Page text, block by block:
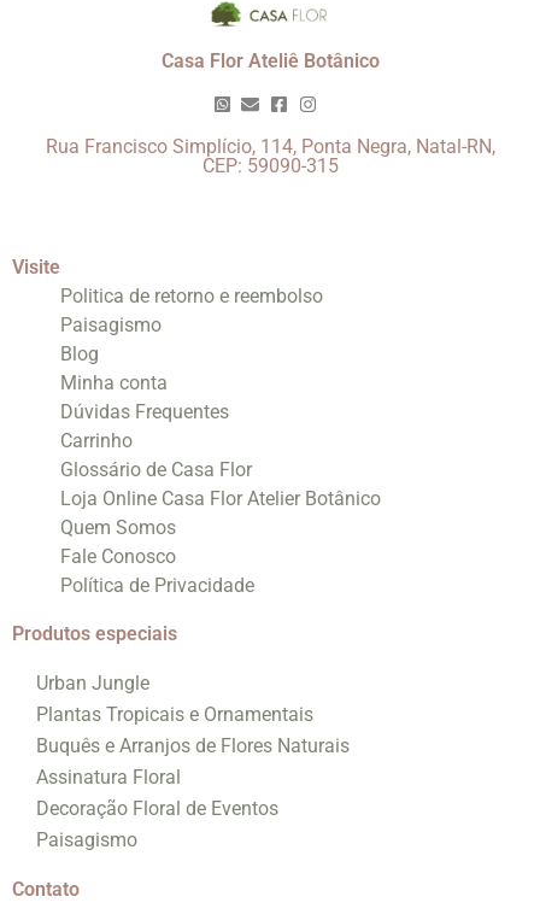
Casa Flor Ateliê Botânico
Rua Francisco Simplício, 114, Ponta Negra, Natal-RN,
CEP: 59090-315
Visite
Politica de retorno e reembolso
Paisagismo
Blog
Minha conta
Dúvidas Frequentes
Carrinho
Glossário de Casa Flor
Loja Online Casa Flor Atelier Botânico
Quem Somos
Fale Conosco
Política de Privacidade
Produtos especiais
Urban Jungle
Plantas Tropicais e Ornamentais
Buquês e Arranjos de Flores Naturais
Assinatura Floral
Decoração Floral de Eventos
Paisagismo
Contato